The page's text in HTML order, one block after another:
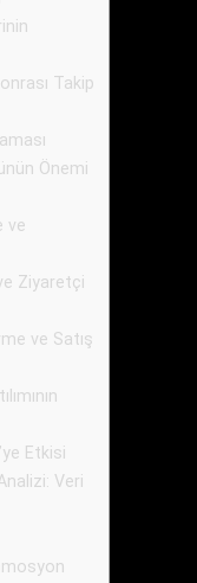
Takip
Önemi
ve
Ziyaretçi
ve Satış
Etkisi
Veri